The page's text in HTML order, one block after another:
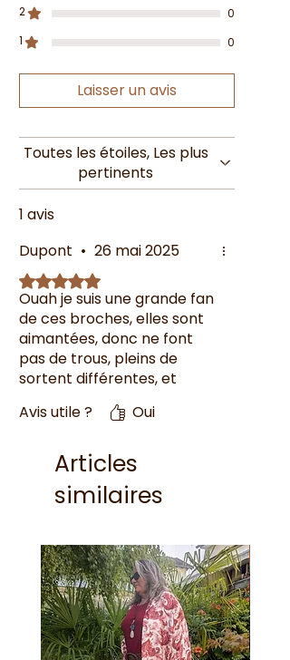
2
0
1
0
Laisser un avis
Toutes les étoiles, Les plus
pertinents
1 avis
Dupont • 26 mai 2025
Noté 5 sur 5.
Ouah je suis une grande fan
de ces broches, elles sont
aimantées, donc ne font
pas de trous, pleins de
sortent différentes, et
plus d'une dizaine
sympathique et très
sérieuse
Avis utile ? Oui
Articles
similaires